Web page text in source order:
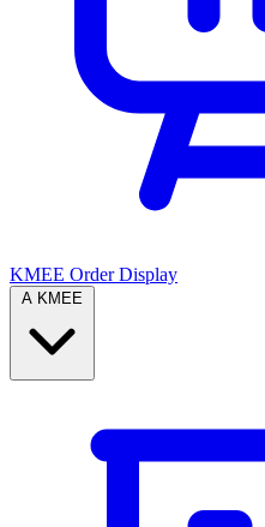
KMEE Order Display